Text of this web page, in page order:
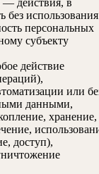
без использования
персональных
субъекту
действие
или
данными,
хранение,
доступ),